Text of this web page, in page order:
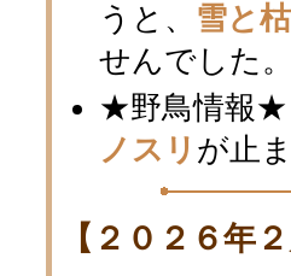
うと、 雪と
せんでした
★野鳥情報★
ノスリ が止
【２０２６年